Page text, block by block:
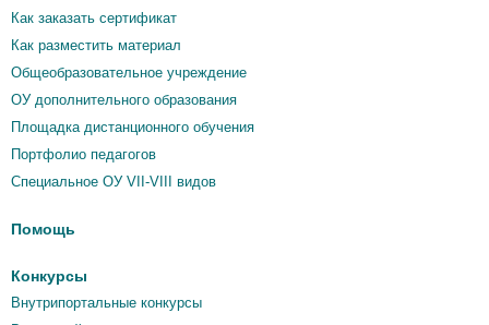
Как заказать сертификат
Как разместить материал
Общеобразовательное учреждение
ОУ дополнительного образования
Площадка дистанционного обучения
Портфолио педагогов
Специальное ОУ VII-VIII видов
Помощь
Конкурсы
Внутрипортальные конкурсы